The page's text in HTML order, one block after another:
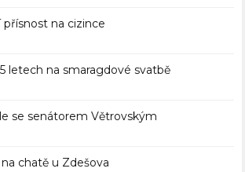
na cizince
letech na smaragdové svatbě
se senátorem Větrovským
chatě u Zdešova